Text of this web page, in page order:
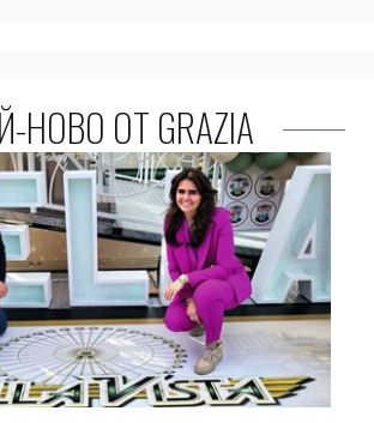
НОВО ОТ GRAZIA